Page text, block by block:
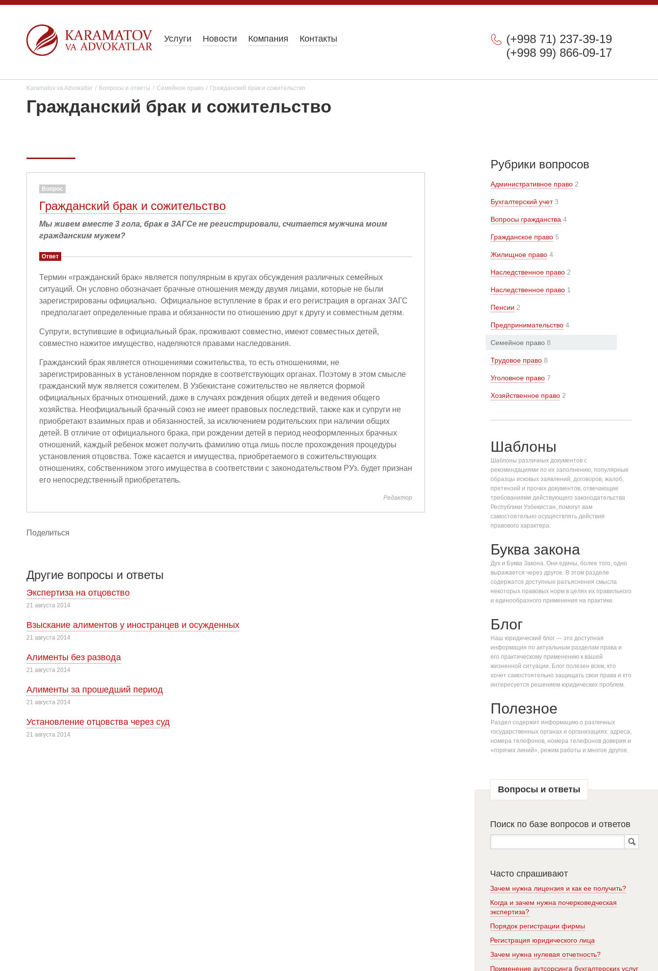
Услуги Новости Компания Контакты
(+998 71) 237-39-19
(+998 99) 866-09-17
Karamatov va Advokatlar / Вопросы и ответы / Семейное право / Гражданский брак и сожительство
Гражданский брак и сожительство
Вопрос
Гражданский брак и сожительство
Мы живем вместе 3 гола, брак в ЗАГСе не регистрировали, считается мужчина моим
гражданским мужем?
Ответ
Термин «гражданский брак» является популярным в кругах обсуждения различных семейных
ситуаций. Он условно обозначает брачные отношения между двумя лицами, которые не были
зарегистрированы официально. Официальное вступление в брак и его регистрация в органах ЗАГС
предполагает определенные права и обязанности по отношению друг к другу и совместным детям.
Супруги, вступившие в официальный брак, проживают совместно, имеют совместных детей,
совместно нажитое имущество, наделяются правами наследования.
Гражданский брак является отношениями сожительства, то есть отношениями, не
зарегистрированных в установленном порядке в соответствующих органах. Поэтому в этом смысле
гражданский муж является сожителем. В Узбекистане сожительство не является формой
официальных брачных отношений, даже в случаях рождения общих детей и ведения общего
хозяйства. Неофициальный брачный союз не имеет правовых последствий, также как и супруги не
приобретают взаимных прав и обязанностей, за исключением родительских при наличии общих
детей. В отличие от официального брака, при рождении детей в период неоформленных брачных
отношений, каждый ребенок может получить фамилию отца лишь после прохождения процедуры
установления отцовства. Тоже касается и имущества, приобретаемого в сожительствующих
отношениях, собственником этого имущества в соответствии с законодательством РУз. будет признан
его непосредственный приобретатель.
Редактор
Поделиться
Другие вопросы и ответы
Экспертиза на отцовство
21 августа 2014
Взыскание алиментов у иностранцев и осужденных
21 августа 2014
Алименты без развода
21 августа 2014
Алименты за прошедший период
21 августа 2014
Установление отцовства через суд
21 августа 2014
Рубрики вопросов
Административное право 2
Бухгалтерский учет 3
Вопросы гражданства 4
Гражданское право 5
Жилищное право 4
Наследственное право 2
Наследственное право 1
Пенсии 2
Предпринимательство 4
Семейное право 8
Трудовое право 8
Уголовное право 7
Хозяйственное право 2
Шаблоны
Шаблоны различных документов с
рекомендациями по их заполнению, популярные
образцы исковых заявлений, договоров, жалоб,
претензий и прочих документов, отвечающие
требованиями действующего законодательства
Республики Узбекистан, помогут вам
самостоятельно осуществлять действия
правового характера.
Буква закона
Дух и Буква Закона. Они едины, более того, одно
выражается через другое. В этом разделе
содержатся доступные разъяснения смысла
некоторых правовых норм в целях их правильного
и единообразного применения на практике.
Блог
Наш юридический блог — это доступная
информация по актуальным разделам права и
его практическому применению к вашей
жизненной ситуации. Блог полезен всем, кто
хочет самостоятельно защищать свои права и кто
интересуется решением юридических проблем.
Полезное
Раздел содержит информацию о различных
государственных органах и организациях: адреса,
номера телефонов, номера телефонов доверия и
«горячих линий», режим работы и многое другое.
Вопросы и ответы
Поиск по базе вопросов и ответов
Часто спрашивают
Зачем нужна лицензия и как ее получить?
Когда и зачем нужна почерковедческая
экспертиза?
Порядок регистрации фирмы
Регистрация юридического лица
Зачем нужна нулевая отчетность?
Применение аутсорсинга бухгалтерских услуг